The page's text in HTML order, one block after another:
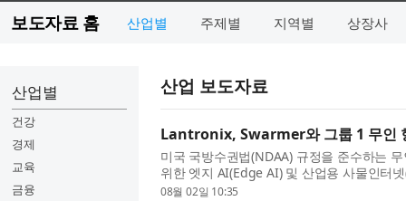
보도자료 홈 산업별 주제별 지역별 상장사
산업별
건강
경제
교육
금융
산업 보도자료
Lantronix, Swarmer와 그룹 1 무인
미국 국방수권법(NDAA) 규정을 준수하는
위한 엣지 AI(Edge AI) 및 산업용 사물인터
Inc. (나스닥: LTRX)는 2024년 4...
08월 02일 10:35